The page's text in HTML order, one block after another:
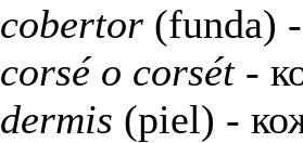
cobertor (funda)
corsé o corsét-
dermis (piel) -